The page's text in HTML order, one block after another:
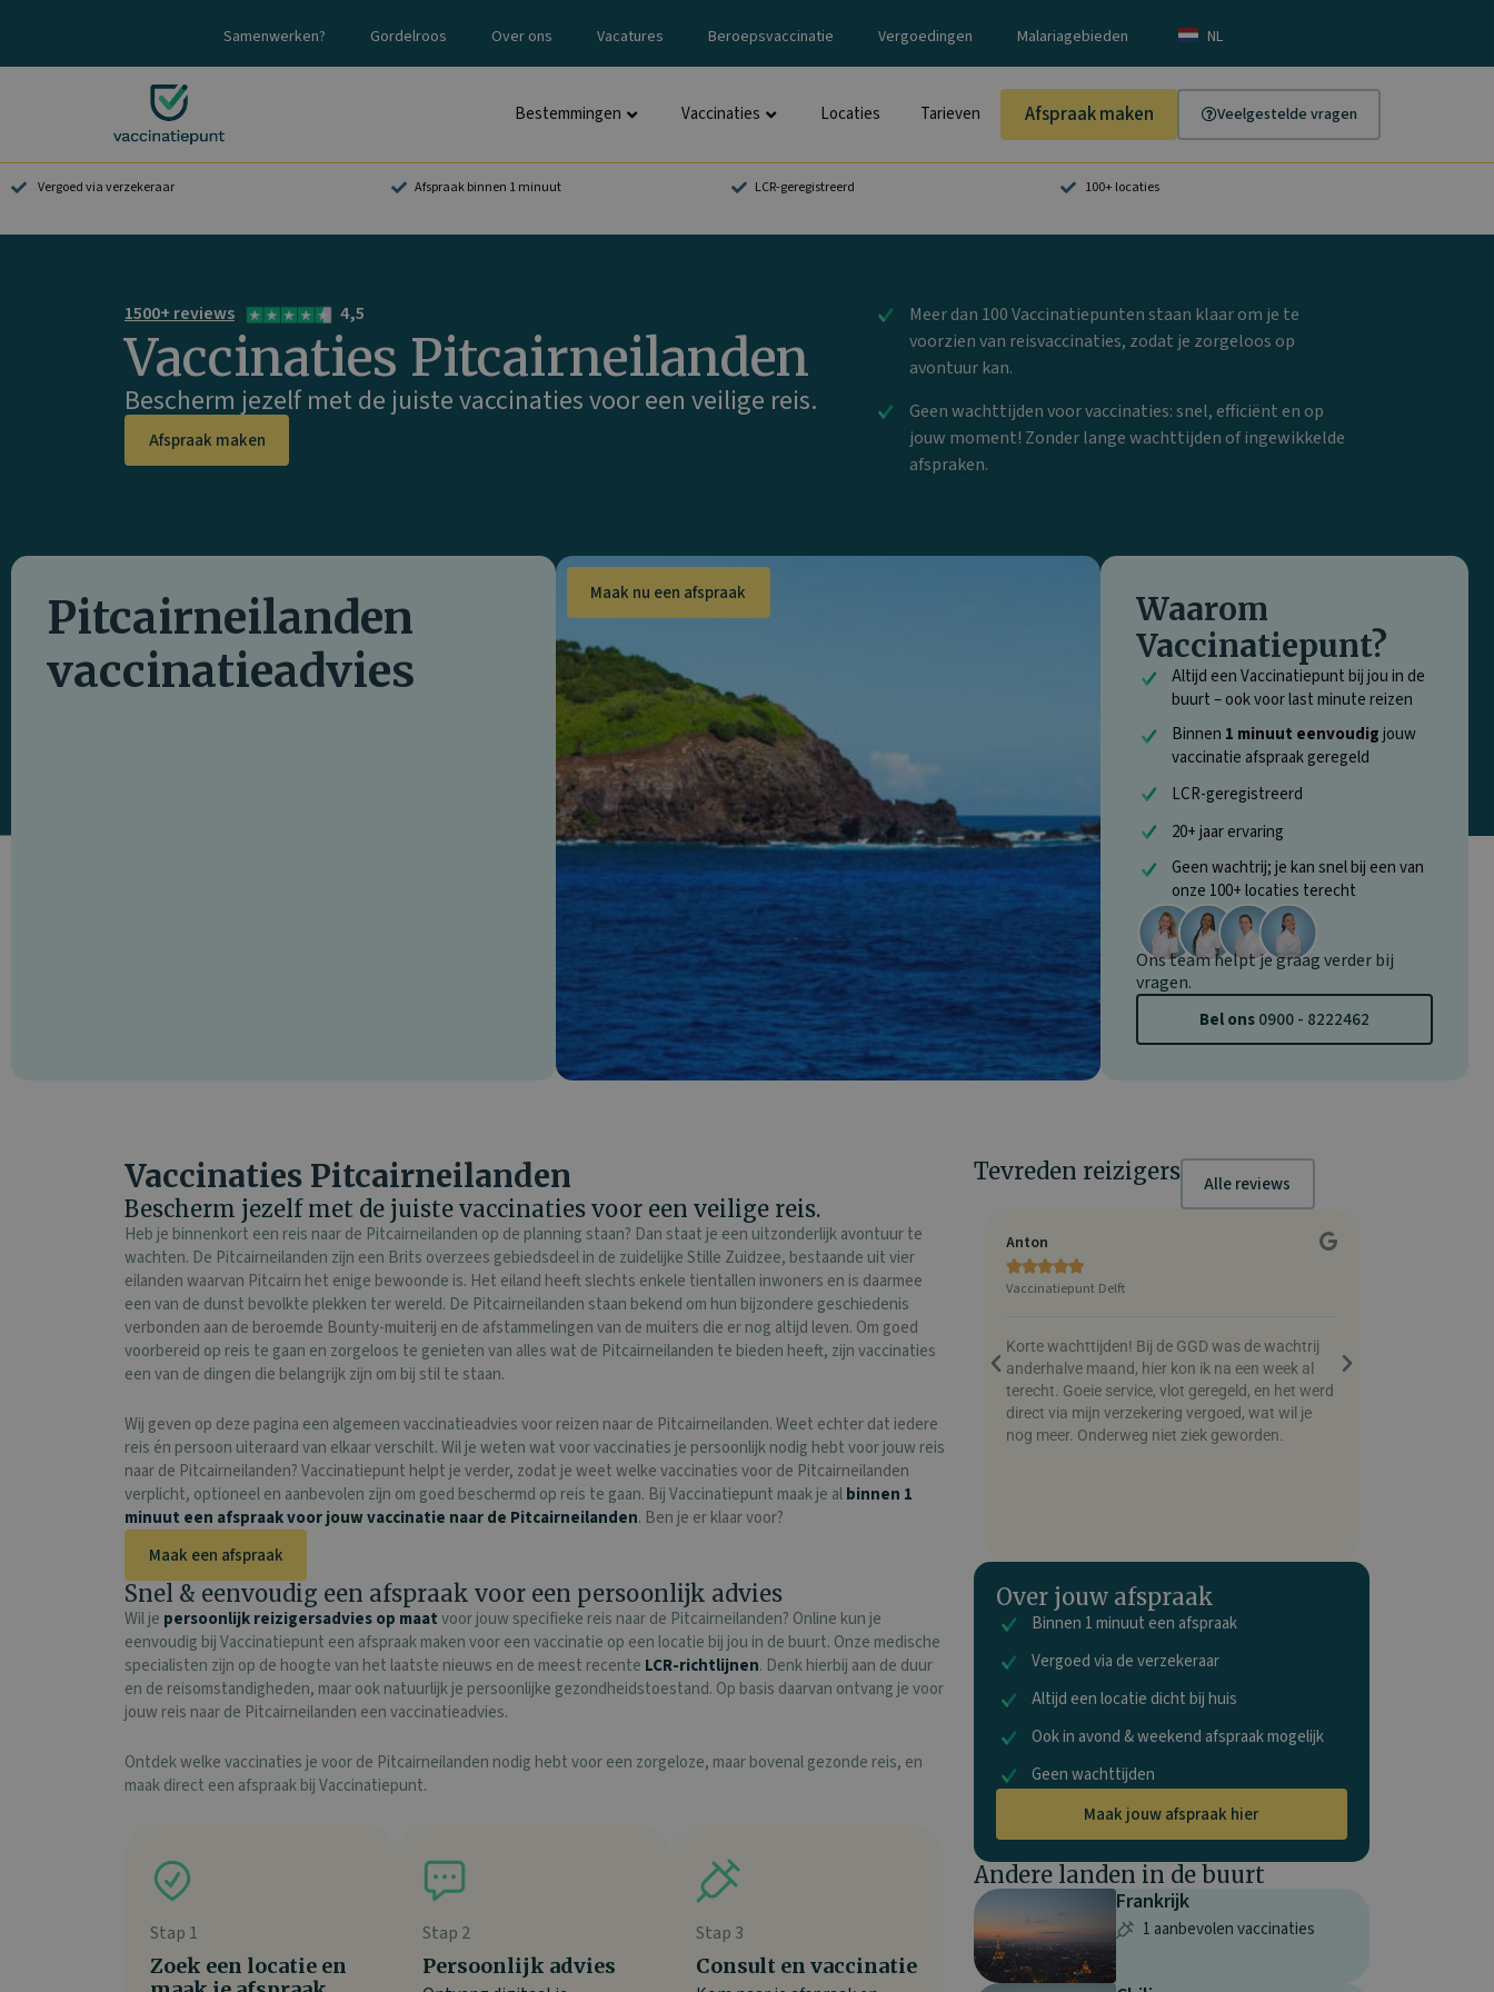
de
Samenwerken? Gordelroos Over ons Vacatures Beroepsvaccinatie Vergoedingen Malariagebieden NL
Bestemmingen Vaccinaties Locaties Tarieven Afspraak maken Veelgestelde vragen
Vergoed via verzekeraar Afspraak binnen 1 minuut LCR-geregistreerd 100+ locaties
1500+ reviews 4,5
Vaccinaties Pitcairneilanden
Bescherm jezelf met de juiste vaccinaties voor een veilige reis.
Afspraak maken
Meer dan 100 Vaccinatiepunten staan klaar om je te
voorzien van reisvaccinaties, zodat je zorgeloos op
avontuur kan.
Geen wachttijden voor vaccinaties: snel, efficiënt en op
jouw moment! Zonder lange wachttijden of ingewikkelde
afspraken.
Pitcairneilanden
vaccinatieadvies
Maak nu een afspraak
Waarom
Vaccinatiepunt?
Altijd een Vaccinatiepunt bij jou in de
buurt – ook voor last minute reizen
Binnen 1 minuut eenvoudigjouw
vaccinatie afspraak geregeld
LCR-geregistreerd
20+ jaar ervaring
Geen wachtrij; je kan snel bij een van
onze 100+ locaties terecht
Ons team helpt je graag verder bij
vragen.
Bel ons0900 - 8222462
Vaccinaties Pitcairneilanden
Bescherm jezelf met de juiste vaccinaties voor een veilige reis.
Heb je binnenkort een reis naar de Pitcairneilanden op de planning staan? Dan staat je een uitzonderlijk avontuur te
wachten. De Pitcairneilanden zijn een Brits overzees gebiedsdeel in de zuidelijke Stille Zuidzee, bestaande uit vier
eilanden waarvan Pitcairn het enige bewoonde is. Het eiland heeft slechts enkele tientallen inwoners en is daarmee
een van de dunst bevolkte plekken ter wereld. De Pitcairneilanden staan bekend om hun bijzondere geschiedenis
verbonden aan de beroemde Bounty-muiterij en de afstammelingen van de muiters die er nog altijd leven. Om goed
voorbereid op reis te gaan en zorgeloos te genieten van alles wat de Pitcairneilanden te bieden heeft, zijn vaccinaties
een van de dingen die belangrijk zijn om bij stil te staan.
Wij geven op deze pagina een algemeen vaccinatieadvies voor reizen naar de Pitcairneilanden. Weet echter dat iedere
reis én persoon uiteraard van elkaar verschilt. Wil je weten wat voor vaccinaties je persoonlijk nodig hebt voor jouw reis
naar de Pitcairneilanden? Vaccinatiepunt helpt je verder, zodat je weet welke vaccinaties voor de Pitcairneilanden
verplicht, optioneel en aanbevolen zijn om goed beschermd op reis te gaan. Bij Vaccinatiepunt maak je albinnen 1
minuut een afspraakvoor jouw vaccinatie naar de Pitcairneilanden. Ben je er klaar voor?
Maak een afspraak
Snel & eenvoudig een afspraak voor een persoonlijk advies
Wil je persoonlijk reizigersadvies op maatvoor jouw specifieke reis naar de Pitcairneilanden? Online kun je
eenvoudig bij Vaccinatiepunt een afspraak maken voor een vaccinatie op een locatie bij jou in de buurt. Onze medische
specialisten zijn op de hoogte van het laatste nieuws en de meest recente LCR-richtlijnen. Denk hierbij aan de duur
en de reisomstandigheden, maar ook natuurlijk je persoonlijke gezondheidstoestand. Op basis daarvan ontvang je voor
jouw reis naar de Pitcairneilanden een vaccinatieadvies.
Ontdek welke vaccinaties je voor de Pitcairneilanden nodig hebt voor een zorgeloze, maar bovenal gezonde reis, en
maak direct een afspraak bij Vaccinatiepunt.
Stap 1
Zoek een locatie en
Stap 2
Persoonlijk advies
Stap 3
Consult en vaccinatie
Tevreden reizigers Alle reviews
Anton

Vaccinatiepunt Delft
Korte wachttijden! Bij de GGD was de wachtrij
anderhalve maand, hier kon ik na een week al
terecht. Goeie service, vlot geregeld, en het werd
direct via mijn verzekering vergoed, wat wil je
nog meer. Onderweg niet ziek geworden.
Over jouw afspraak
Binnen 1 minuut een afspraak
Vergoed via de verzekeraar
Altijd een locatie dicht bij huis
Ook in avond & weekend afspraak mogelijk
Geen wachttijden
Maak jouw afspraak hier
Andere landen in de buurt
Frankrijk
1 aanbevolen vaccinaties